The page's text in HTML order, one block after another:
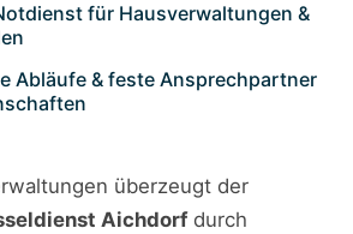
für Hausverwaltungen &
Abläufe & feste Ansprechpartner
überzeugt der
Aichdorfdurch